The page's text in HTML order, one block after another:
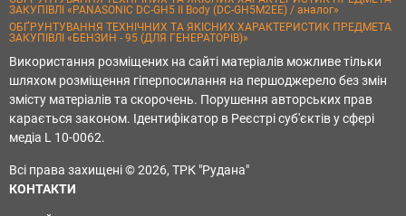
ЗАКУПІВЛІ «PANASONIC DC-GH5 II Body (DC-GH5M2EE) / аналог»
ОБҐРУНТУВАННЯ ТЕХНІЧНИХ ТА ЯКІСНИХ ХАРАКТЕРИСТИК ПРЕДМЕТА
ЗАКУПІВЛІ «БЕНЗИН - 95 (ДЛЯ ГЕНЕРАТОРІВ)»
Використання розміщених на сайті матеріалів можливе тільки
шляхом розміщення гіперпосилання на першоджерело без змін
змісту матеріалів та скорочень. Порушення авторських прав
карається законом. Ідентифікатор в Реєстрі суб'єктів у сфері
медіа L 10-0062.
Всі права захищені © 2026, ТРК "Рудана"
КОНТАКТИ